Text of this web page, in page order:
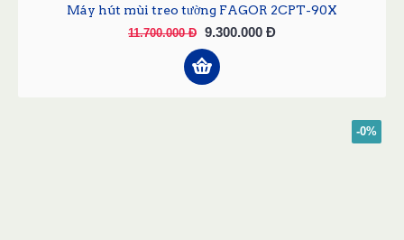
Máy hút mùi treo tường FAGOR 2CPT-90X
11.700.000 Đ 9.300.000 Đ
-0%